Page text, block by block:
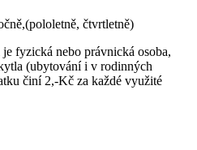
čtvrtletně)
fyzická nebo právnická osoba,
(ubytování i v rodinných
činí 2,-Kč za každé využité